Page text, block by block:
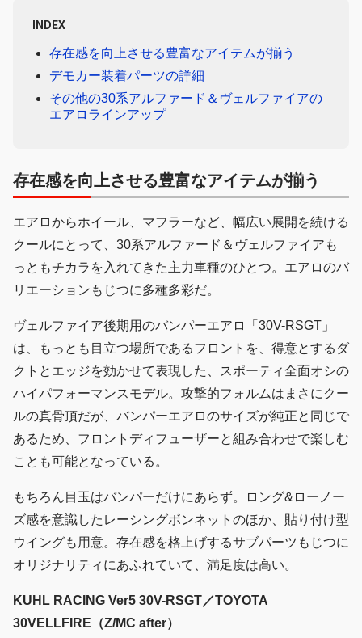
INDEX
存在感を向上させる豊富なアイテムが揃う
デモカー装着パーツの詳細
その他の30系アルファード＆ヴェルファイアの
エアロラインアップ
存在感を向上させる豊富なアイテムが揃う
エアロからホイール、マフラーなど、幅広い展開を続ける
クールにとって、30系アルファード＆ヴェルファイアも
っともチカラを入れてきた主力車種のひとつ。エアロのバ
リエーションもじつに多種多彩だ。
ヴェルファイア後期用のバンパーエアロ「30V-RSGT」
は、もっとも目立つ場所であるフロントを、得意とするダ
クトとエッジを効かせて表現した、スポーティ全面オシの
ハイパフォーマンスモデル。攻撃的フォルムはまさにクー
ルの真骨頂だが、バンパーエアロのサイズが純正と同じで
あるため、フロントディフューザーと組み合わせで楽しむ
ことも可能となっている。
もちろん目玉はバンパーだけにあらず。ロング&ローノー
ズ感を意識したレーシングボンネットのほか、貼り付け型
ウイングも用意。存在感を格上げするサブパーツもじつに
オリジナリティにあふれていて、満足度は高い。
KUHL RACING Ver5 30V-RSGT／TOYOTA
30VELLFIRE（Z/MC after）